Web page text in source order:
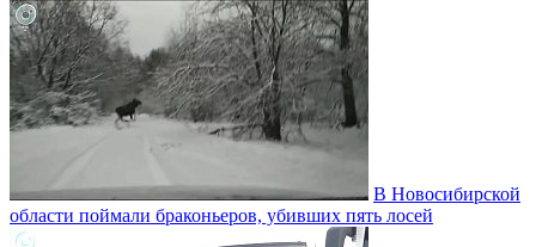
В Новосибирской
области поймали браконьеров, убивших пять лосей